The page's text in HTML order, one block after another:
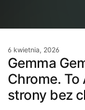
6 kwietnia, 2026
Gemma
Chrome. To
strony bez